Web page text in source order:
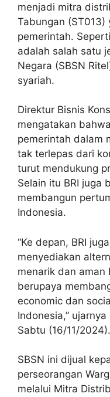
menjadi mitra
Tabungan
pemerintah.
adalah salah satu
Negara (SBSN
syariah.
Direktur Bisnis
mengatakan
pemerintah dalam
tak terlepas dari
turut mendukung
Selain itu BRI juga
membangun
Indonesia.
“Ke depan, BRI
menyediakan
menarik dan aman
berupaya
economic dan
Indonesia,”
Sabtu (16/11/2024).
SBSN ini dijual
perseorangan
melalui Mitra